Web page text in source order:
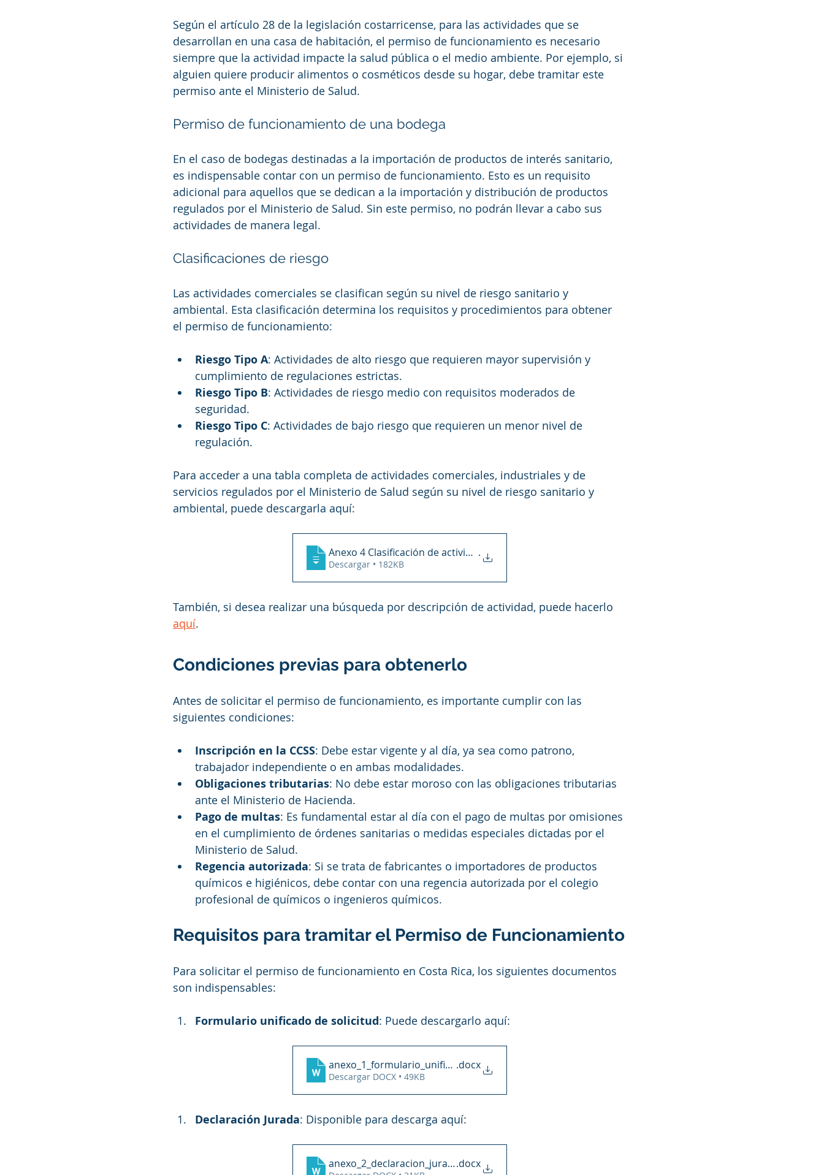
Según el artículo 28 de la legislación costarricense, para las actividades que se
desarrollan en una casa de habitación, el permiso de funcionamiento es necesario
siempre que la actividad impacte la salud pública o el medio ambiente. Por ejemplo, si
alguien quiere producir alimentos o cosméticos desde su hogar, debe tramitar este
permiso ante el Ministerio de Salud.
Permiso de funcionamiento de una bodega
En el caso de bodegas destinadas a la importación de productos de interés sanitario,
es indispensable contar con un permiso de funcionamiento. Esto es un requisito
adicional para aquellos que se dedican a la importación y distribución de productos
regulados por el Ministerio de Salud. Sin este permiso, no podrán llevar a cabo sus
actividades de manera legal.
Clasificaciones de riesgo
Las actividades comerciales se clasifican según su nivel de riesgo sanitario y
ambiental. Esta clasificación determina los requisitos y procedimientos para obtener
el permiso de funcionamiento:
Riesgo Tipo A: Actividades de alto riesgo que requieren mayor supervisión y
cumplimiento de regulaciones estrictas.
Riesgo Tipo B: Actividades de riesgo medio con requisitos moderados de
seguridad.
Riesgo Tipo C: Actividades de bajo riesgo que requieren un menor nivel de
regulación.
Para acceder a una tabla completa de actividades comerciales, industriales y de
servicios regulados por el Ministerio de Salud según su nivel de riesgo sanitario y
ambiental, puede descargarla aquí:
Anexo 4 Clasificación de actividades
.
Descargar • 182KB
También, si desea realizar una búsqueda por descripción de actividad, puede hacerlo
aquí.
Condiciones previas para obtenerlo
Antes de solicitar el permiso de funcionamiento, es importante cumplir con las
siguientes condiciones:
Inscripción en la CCSS: Debe estar vigente y al día, ya sea como patrono,
trabajador independiente o en ambas modalidades.
Obligaciones tributarias: No debe estar moroso con las obligaciones tributarias
ante el Ministerio de Hacienda.
Pago de multas: Es fundamental estar al día con el pago de multas por omisiones
en el cumplimiento de órdenes sanitarias o medidas especiales dictadas por el
Ministerio de Salud.
Regencia autorizada: Si se trata de fabricantes o importadores de productos
químicos e higiénicos, debe contar con una regencia autorizada por el colegio
profesional de químicos o ingenieros químicos.
Requisitos para tramitar el Permiso de Funcionamiento
Para solicitar el permiso de funcionamiento en Costa Rica, los siguientes documentos
son indispensables:
Formulario unificado de solicitud: Puede descargarlo aquí:
anexo_1_formulario_unificado.docx
Descargar DOCX • 49KB
Declaración Jurada: Disponible para descarga aquí:
anexo_2_declaracion_jurada_primera_vez
.docx